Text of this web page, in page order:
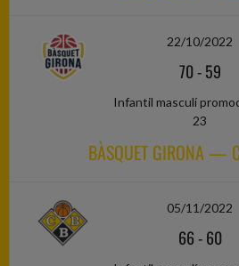
22/10/2022
70-59
Infantil masculí
23
BÀSQUET GIRONA —
05/11/2022
66-60